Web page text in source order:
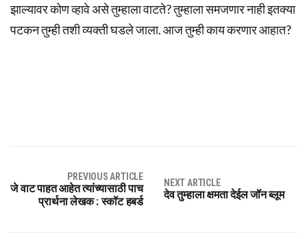
झाल्यावर कोण व्हावे असे तुम्हाला वाटते? तुम्हाला समजणार नाही इतक्या
पटकन तुम्ही तशी व्यक्ती घडले जाला. आज तुम्ही काय करणार आहात?
PREVIOUS ARTICLE
जे वाट पाहत आहेत त्यांच्यासाठी पाच
प्रार्थना लेखक : स्कॉट हबर्ड
NEXT ARTICLE
देव तुम्हाला क्षमता देईल जॉन ब्लूम